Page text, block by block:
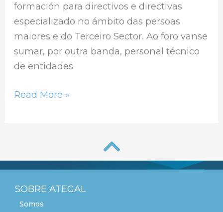
formación para directivos e directivas
especializado no ámbito das persoas
maiores e do Terceiro Sector. Ao foro vanse
sumar, por outra banda, personal técnico
de entidades
Read More »
SOBRE ATEGAL
Somos